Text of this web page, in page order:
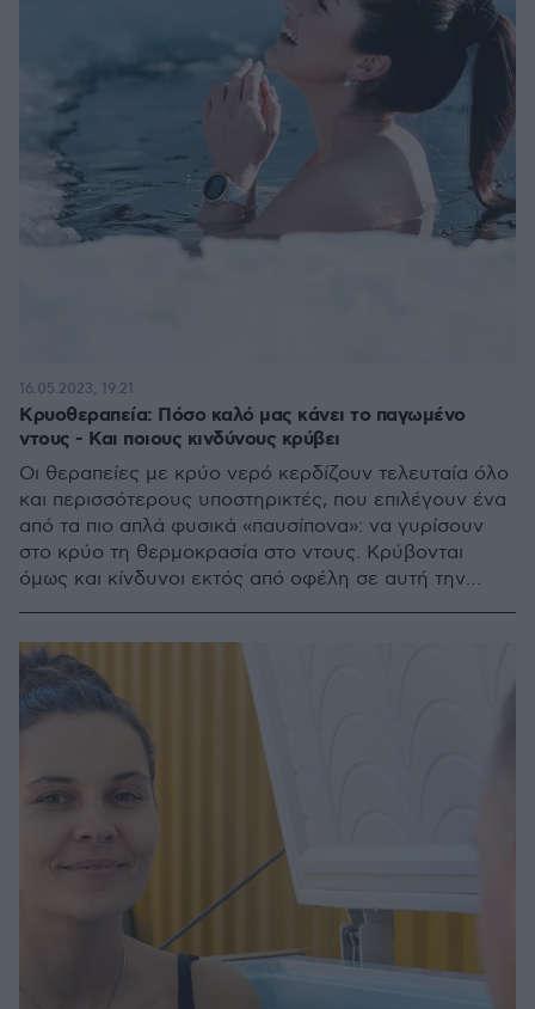
Κρυοθεραπεία: Πόσο καλό μας κάνει το παγωμένο
ντους - Και ποιους κινδύνους κρύβει
Οι θεραπείες με κρύο νερό κερδίζουν τελευταία όλο
και περισσότερους υποστηρικτές, που επιλέγουν ένα
από τα πιο απλά φυσικά «παυσίπονα»: να γυρίσουν
στο κρύο τη θερμοκρασία στο ντους. Κρύβονται
όμως και κίνδυνοι εκτός από οφέλη σε αυτή την
16.05.2023, 19:21